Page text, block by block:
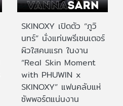
SKINOXY เปิดตัว “ภูวิ
นทร์” นั่งแท่นพรีเซนเตอร์
ผิวใสคนแรก ในงาน
“Real Skin Moment
with PHUWIN x
SKINOXY” แฟนคลับแห่
ซัพพอร์ตแน่นงาน